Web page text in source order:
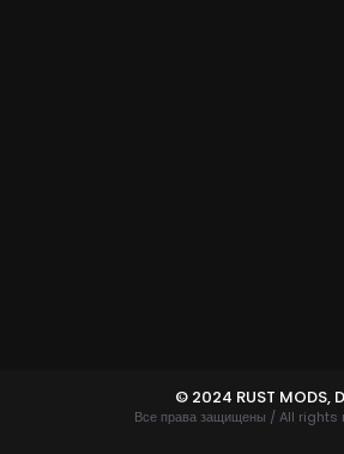
© 2024 RUST MODS,
Все права защищены / All rights